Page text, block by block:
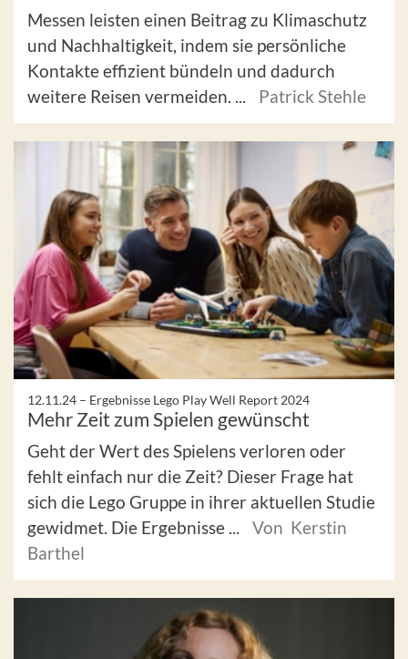
Messen leisten einen Beitrag zu Klimaschutz
und Nachhaltigkeit, indem sie persönliche
Kontakte effizient bündeln und dadurch
weitere Reisen vermeiden. ...
Patrick Stehle
12.11.24 – Ergebnisse Lego Play Well Report 2024
Mehr Zeit zum Spielen gewünscht
Geht der Wert des Spielens verloren oder
fehlt einfach nur die Zeit? Dieser Frage hat
sich die Lego Gruppe in ihrer aktuellen Studie
gewidmet. Die Ergebnisse ...
Von Kerstin
Barthel